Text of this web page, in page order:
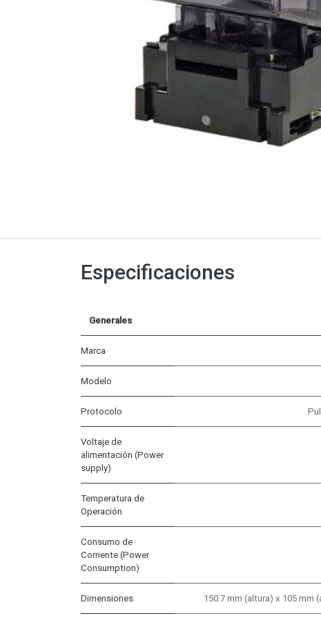
Especificaciones
Generales
Marca
Modelo
Protocolo
Voltaje de
alimentación (Power
supply)
Temperatura de
Operación
Consumo de
Corriente (Power
Consumption)
Dimensiones 150.7 mm (altura) x 105 mm